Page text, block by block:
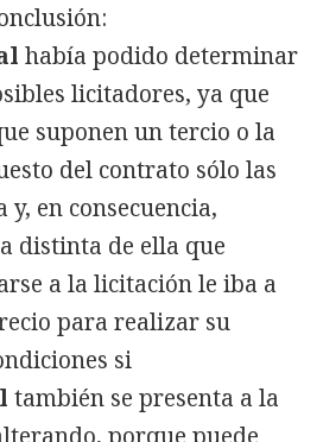
había podido determinar
licitadores, ya que
suponen un tercio o la
del contrato sólo las
en consecuencia,
distinta de ella que
a la licitación le iba a
para realizar su
si
también se presenta a la